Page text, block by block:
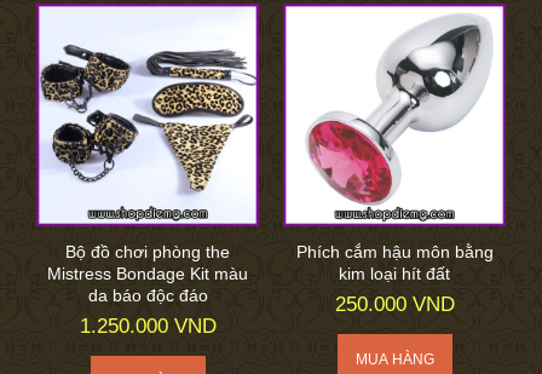
Bộ đồ chơi phòng the
Mistress Bondage Kit màu
da báo độc đáo
1.250.000 VND
Phích cắm hậu môn bằng
kim loại hít đất
250.000 VND